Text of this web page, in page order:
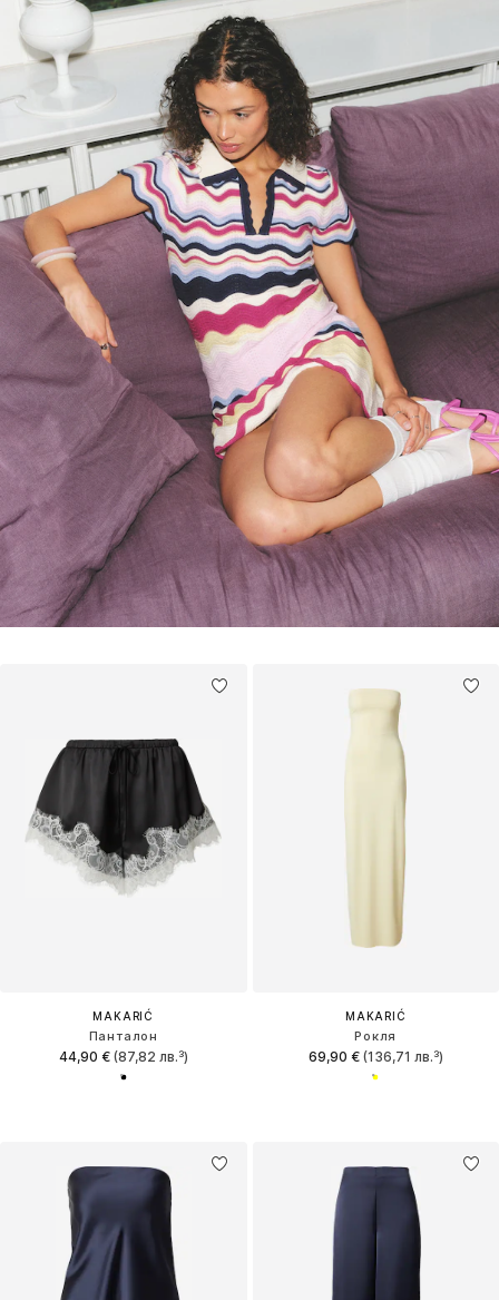
MAKARIĆ
Панталон
44,90 €(87,82 лв.³)
MAKARIĆ
Рокля
69,90 €(136,71 лв.³)